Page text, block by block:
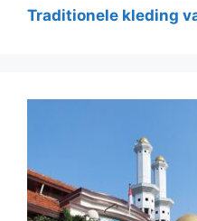
Traditionele kleding